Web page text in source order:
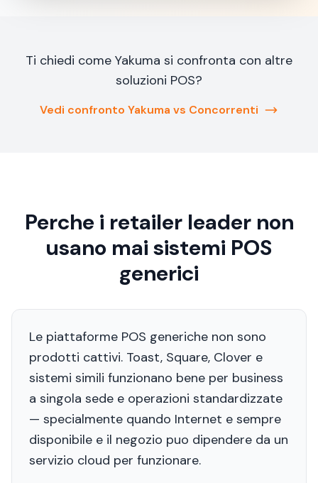
Ti chiedi come Yakuma si confronta con altre
soluzioni POS?
Vedi confronto Yakuma vs Concorrenti
Perche i retailer leader non
usano mai sistemi POS
generici
Le piattaforme POS generiche non sono
prodotti cattivi. Toast, Square, Clover e
sistemi simili funzionano bene per business
a singola sede e operazioni standardizzate
— specialmente quando Internet e sempre
disponibile e il negozio puo dipendere da un
servizio cloud per funzionare.